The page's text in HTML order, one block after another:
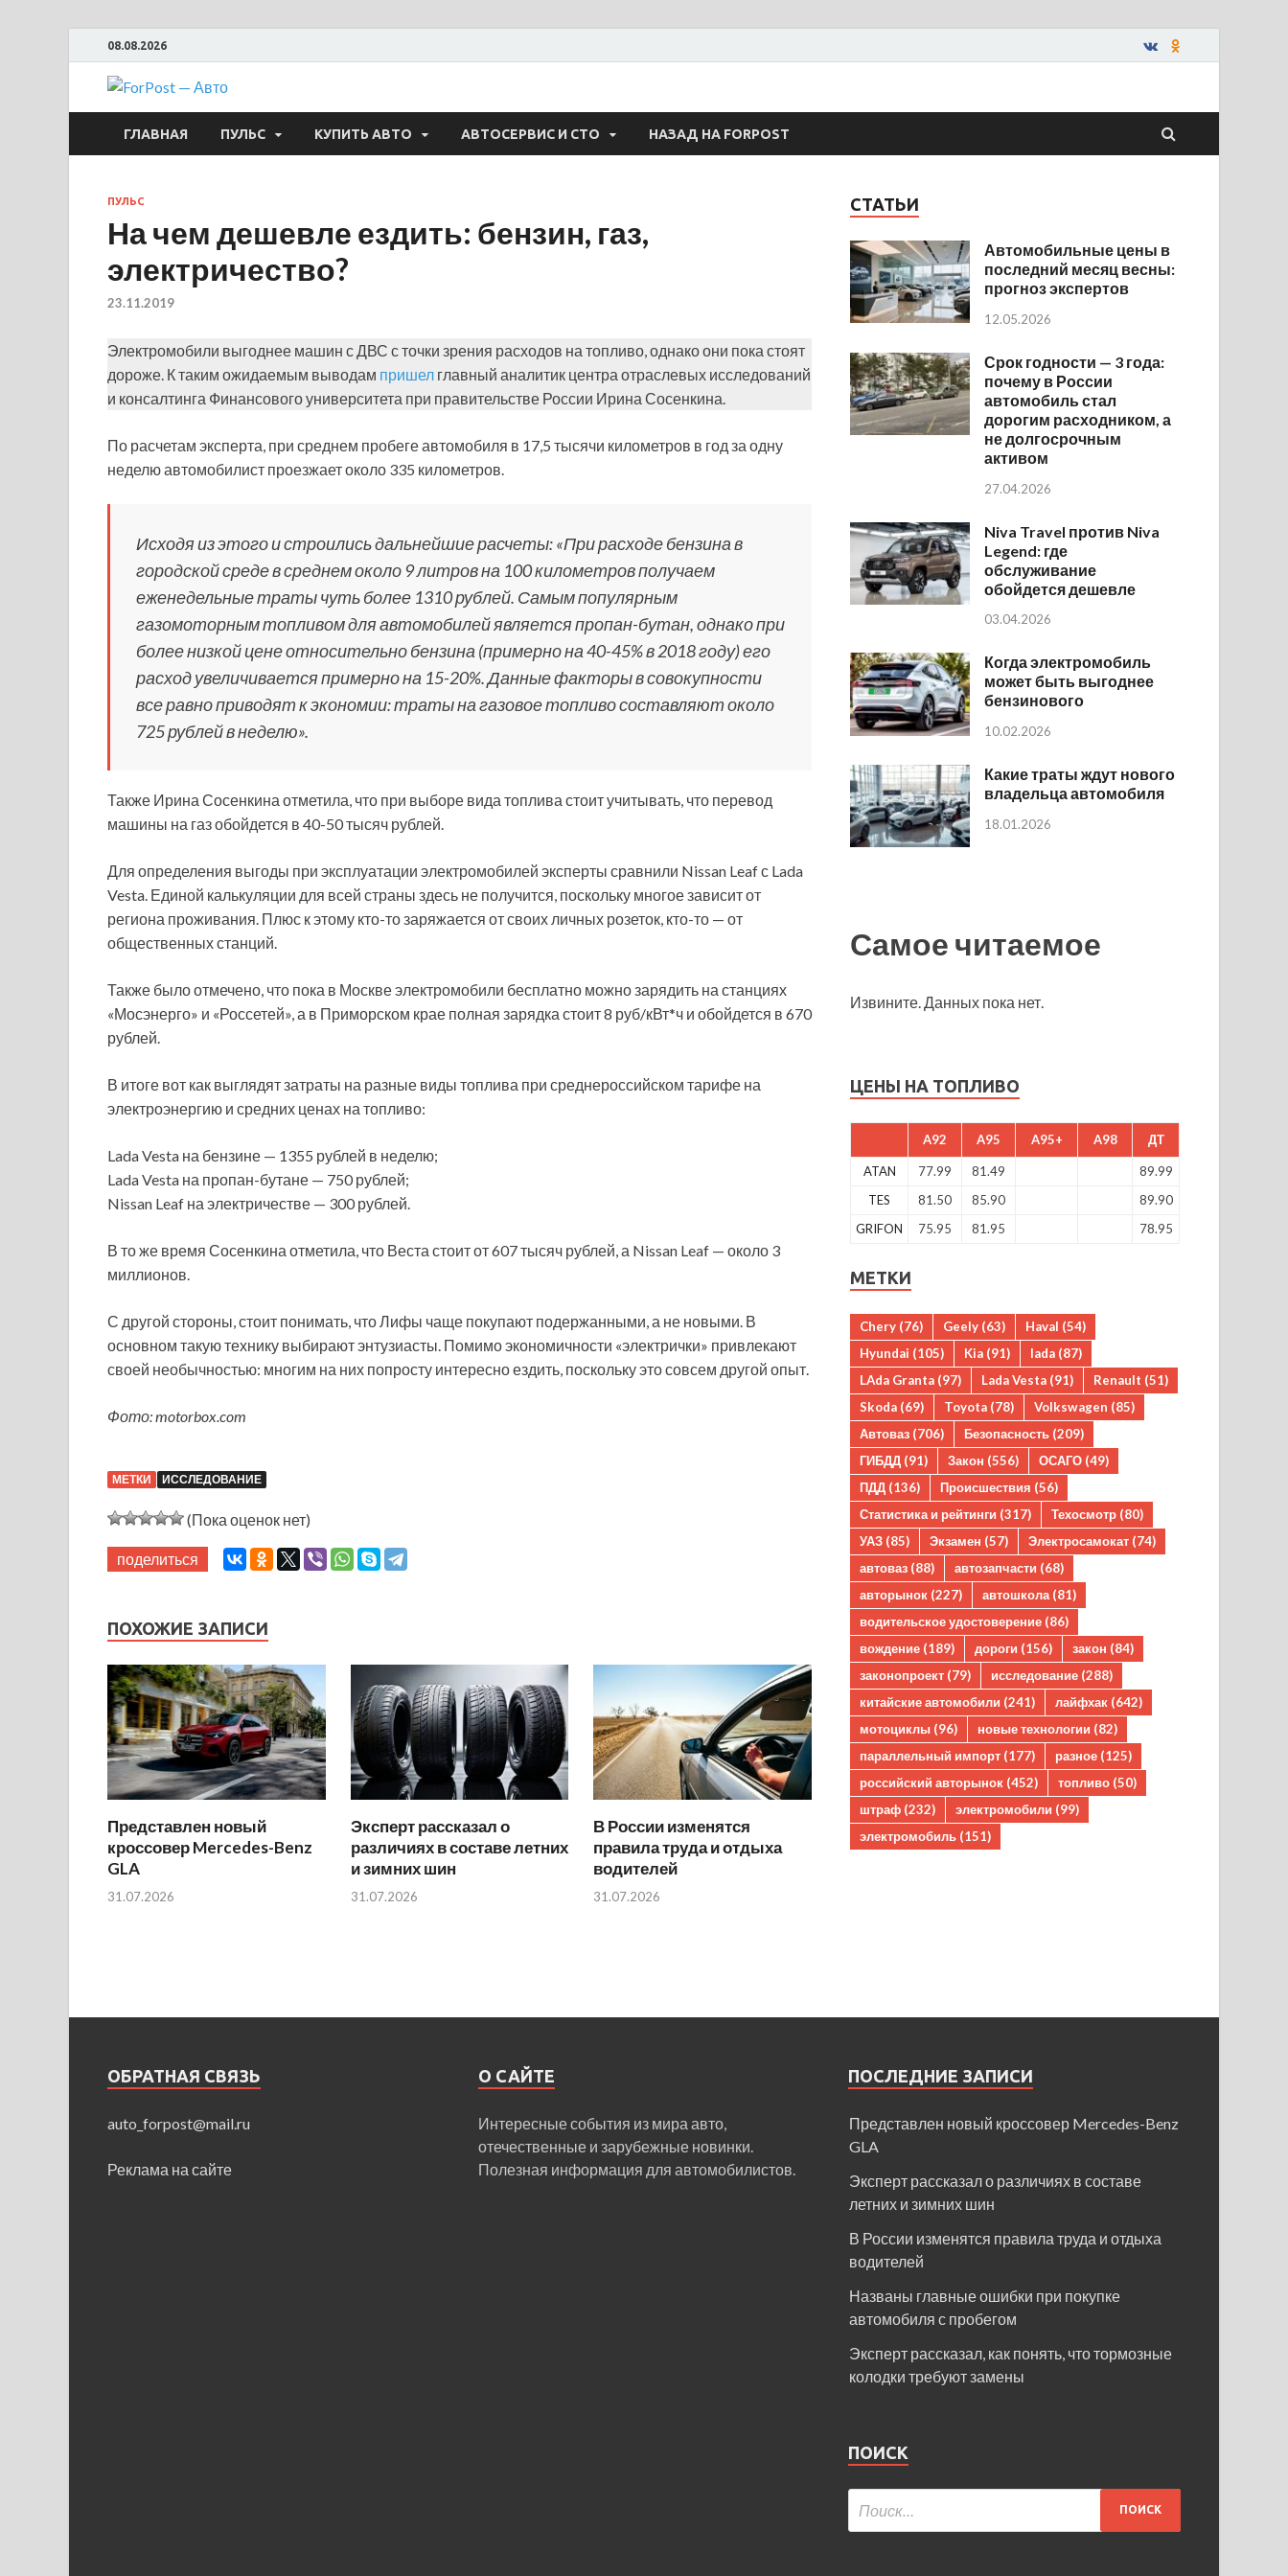
08.08.2026
ForPost — Авто
ГЛАВНАЯ ПУЛЬС КУПИТЬ АВТО АВТОСЕРВИС И СТО НАЗАД НА FORPOST
ПУЛЬС
На чем дешевле ездить: бензин, газ,
электричество?
23.11.2019
Электромобили выгоднее машин с ДВС с точки зрения расходов на топливо, однако они пока стоят
дороже. К таким ожидаемым выводам пришел главный аналитик центра отраслевых исследований
и консалтинга Финансового университета при правительстве России Ирина Сосенкина.
По расчетам эксперта, при среднем пробеге автомобиля в 17,5 тысячи километров в год за одну
неделю автомобилист проезжает около 335 километров.
Исходя из этого и строились дальнейшие расчеты: «При расходе бензина в
городской среде в среднем около 9 литров на 100 километров получаем
еженедельные траты чуть более 1310 рублей. Самым популярным
газомоторным топливом для автомобилей является пропан-бутан, однако при
более низкой цене относительно бензина (примерно на 40-45% в 2018 году) его
расход увеличивается примерно на 15-20%. Данные факторы в совокупности
все равно приводят к экономии: траты на газовое топливо составляют около
725 рублей в неделю».
Также Ирина Сосенкина отметила, что при выборе вида топлива стоит учитывать, что перевод
машины на газ обойдется в 40-50 тысяч рублей.
Для определения выгоды при эксплуатации электромобилей эксперты сравнили Nissan Leaf с Lada
Vesta. Единой калькуляции для всей страны здесь не получится, поскольку многое зависит от
региона проживания. Плюс к этому кто-то заряжается от своих личных розеток, кто-то — от
общественных станций.
Также было отмечено, что пока в Москве электромобили бесплатно можно зарядить на станциях
«Мосэнерго» и «Россетей», а в Приморском крае полная зарядка стоит 8 руб/кВт*ч и обойдется в 670
рублей.
В итоге вот как выглядят затраты на разные виды топлива при среднероссийском тарифе на
электроэнергию и средних ценах на топливо:
Lada Vesta на бензине — 1355 рублей в неделю;
Lada Vesta на пропан-бутане — 750 рублей;
Nissan Leaf на электричестве — 300 рублей.
В то же время Сосенкина отметила, что Веста стоит от 607 тысяч рублей, а Nissan Leaf — около 3
миллионов.
С другой стороны, стоит понимать, что Лифы чаще покупают подержанными, а не новыми. В
основном такую технику выбирают энтузиасты. Помимо экономичности «электрички» привлекают
своей необычностью: многим на них попросту интересно ездить, поскольку это совсем другой опыт.
Фото: motorbox.com
МЕТКИ ИССЛЕДОВАНИЕ
(Пока оценок нет)
поделиться
ПОХОЖИЕ ЗАПИСИ
Представлен новый
кроссовер Mercedes-Benz
GLA
31.07.2026
Эксперт рассказал о
различиях в составе летних
и зимних шин
31.07.2026
В России изменятся
правила труда и отдыха
водителей
31.07.2026
СТАТЬИ
Автомобильные цены в
последний месяц весны:
прогноз экспертов
12.05.2026
Срок годности — 3 года:
почему в России
автомобиль стал
дорогим расходником, а
не долгосрочным
активом
27.04.2026
Niva Travel против Niva
Legend: где
обслуживание
обойдется дешевле
03.04.2026
Когда электромобиль
может быть выгоднее
бензинового
10.02.2026
Какие траты ждут нового
владельца автомобиля
18.01.2026
Самое читаемое
Извините. Данных пока нет.
ЦЕНЫ НА ТОПЛИВО
A92 A95 A95+ A98 ДТ
ATAN 77.99 81.49
89.99
TES
81.50 85.90
89.90
GRIFON
75.95 81.95 78.95
МЕТКИ
Chery (76) Geely (63) Haval (54)
Hyundai (105) Kia (91) lada (87)
LAda Granta (97) Lada Vesta (91) Renault (51)
Skoda (69) Toyota (78) Volkswagen (85)
Автоваз (706) Безопасность (209)
ГИБДД (91) Закон (556) ОСАГО (49)
ПДД (136) Происшествия (56)
Статистика и рейтинги (317) Техосмотр (80)
УАЗ (85) Экзамен (57) Электросамокат (74)
автоваз (88) автозапчасти (68)
авторынок (227) автошкола (81)
водительское удостоверение (86)
вождение (189) дороги (156) закон (84)
законопроект (79) исследование (288)
китайские автомобили (241) лайфхак (642)
мотоциклы (96) новые технологии (82)
параллельный импорт (177) разное (125)
российский авторынок (452) топливо (50)
штраф (232) электромобили (99)
электромобиль (151)
ОБРАТНАЯ СВЯЗЬ
auto_forpost@mail.ru
Реклама на сайте
О САЙТЕ
Интересные события из мира авто,
отечественные и зарубежные новинки.
Полезная информация для автомобилистов.
ПОСЛЕДНИЕ ЗАПИСИ
Представлен новый кроссовер Mercedes-Benz
GLA
Эксперт рассказал о различиях в составе
летних и зимних шин
В России изменятся правила труда и отдыха
водителей
Названы главные ошибки при покупке
автомобиля с пробегом
Эксперт рассказал, как понять, что тормозные
колодки требуют замены
ПОИСК